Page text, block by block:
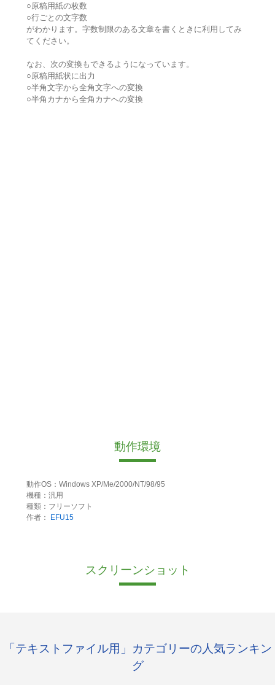
○原稿用紙の枚数
○行ごとの文字数
がわかります。字数制限のある文章を書くときに利用してみ
てください。
なお、次の変換もできるようになっています。
○原稿用紙状に出力
○半角文字から全角文字への変換
○半角カナから全角カナへの変換
動作環境
動作OS：Windows XP/Me/2000/NT/98/95
機種：汎用
種類：フリーソフト
作者：
EFU15
スクリーンショット
「テキストファイル用」カテゴリーの人気ランキン
グ